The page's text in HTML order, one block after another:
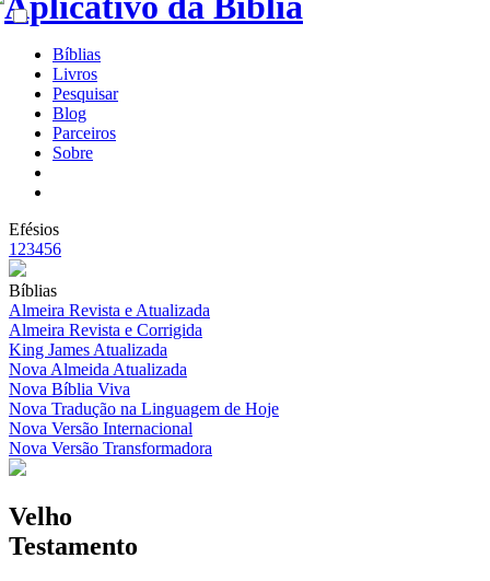
Bíblias
Livros
Pesquisar
Blog
Parceiros
Sobre
Efésios
1 23456
Bíblias
Almeira Revista e Atualizada
Almeira Revista e Corrigida
King James Atualizada
Nova Almeida Atualizada
Nova Bíblia Viva
Nova Tradução na Linguagem de Hoje
Nova Versão Internacional
Nova Versão Transformadora
Velho
Testamento